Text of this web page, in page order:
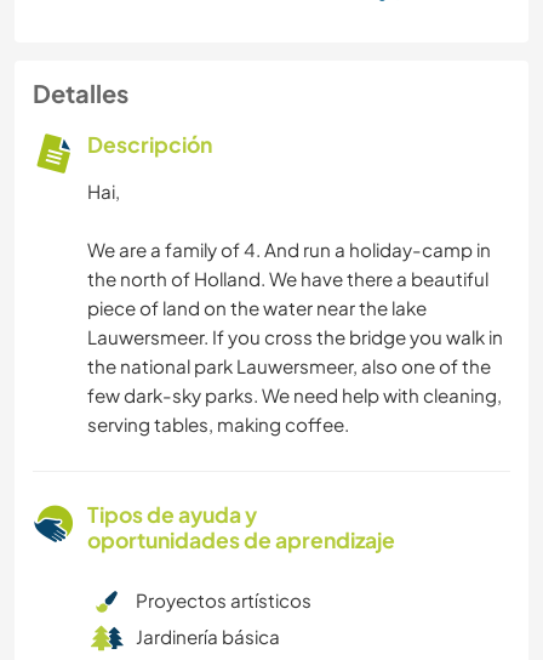
Detalles
Descripción
Hai,
We are a family of 4. And run a holiday-camp in
the north of Holland. We have there a beautiful
piece of land on the water near the lake
Lauwersmeer. If you cross the bridge you walk in
the national park Lauwersmeer, also one of the
few dark-sky parks. We need help with cleaning,
serving tables, making coffee.
Tipos de ayuda y
oportunidades de aprendizaje
Proyectos artísticos
Jardinería básica